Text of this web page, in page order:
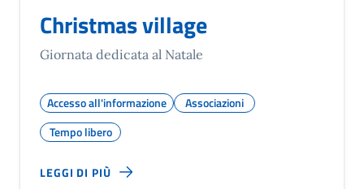
Christmas village
Giornata dedicata al Natale
Accesso all'informazione
Associazioni
Tempo libero
LEGGI DI PIÙ